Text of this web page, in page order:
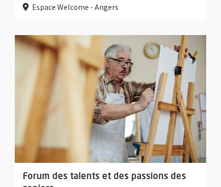
Espace Welcome - Angers
Forum des talents et des passions des
Plus d'information sur l'évènement : Forum des talents et